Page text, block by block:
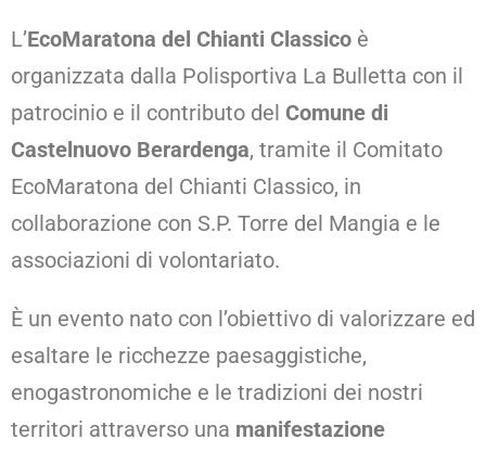
L’EcoMaratona del Chianti Classico è
organizzata dalla Polisportiva La Bulletta con il
patrocinio e il contributo del Comune di
Castelnuovo Berardenga, tramite il Comitato
EcoMaratona del Chianti Classico, in
collaborazione con S.P. Torre del Mangia e le
associazioni di volontariato.
È un evento nato con l’obiettivo di valorizzare ed
esaltare le ricchezze paesaggistiche,
enogastronomiche e le tradizioni dei nostri
territori attraverso una manifestazione